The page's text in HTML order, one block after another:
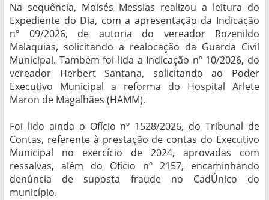
Na sequência, Moisés Messias realizou a leitura do
Expediente do Dia, com a apresentação da Indicação
nº 09/2026, de autoria do vereador Rozenildo
Malaquias, solicitando a realocação da Guarda Civil
Municipal. Também foi lida a Indicação nº 10/2026, do
vereador Herbert Santana, solicitando ao Poder
Executivo Municipal a reforma do Hospital Arlete
Maron de Magalhães (HAMM).
Foi lido ainda o Ofício nº 1528/2026, do Tribunal de
Contas, referente à prestação de contas do Executivo
Municipal no exercício de 2024, aprovadas com
ressalvas, além do Ofício nº 2157, encaminhando
denúncia de suposta fraude no CadÚnico do
município.